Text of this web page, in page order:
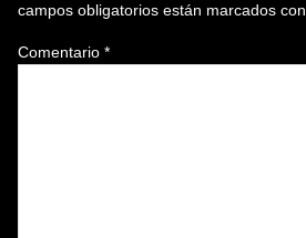
campos obligatorios están marcados con
Comentario *